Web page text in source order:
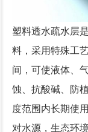
塑料透水疏水层
料，采用特殊工
间，可使液体、
蚀、抗酸碱、防
度范围内长期使
对水源，生态环